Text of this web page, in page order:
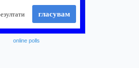
online polls